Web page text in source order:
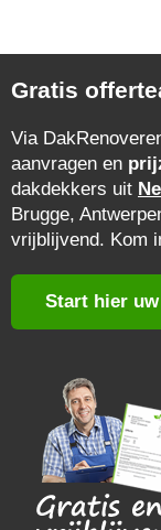
Gratis
Via
aanvragen en
dakdekkers uit
Brugge,
vrijblijvend. Kom
Start hier